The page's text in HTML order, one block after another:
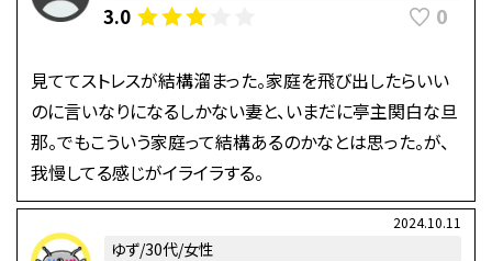
3.0 0
見ててストレスが結構溜まった。家庭を飛び出したらいい
のに言いなりになるしかない妻と、いまだに亭主関白な旦
那。でもこういう家庭って結構あるのかなとは思った。が、
我慢してる感じがイライラする。
2024.10.11
ゆず/30代/女性